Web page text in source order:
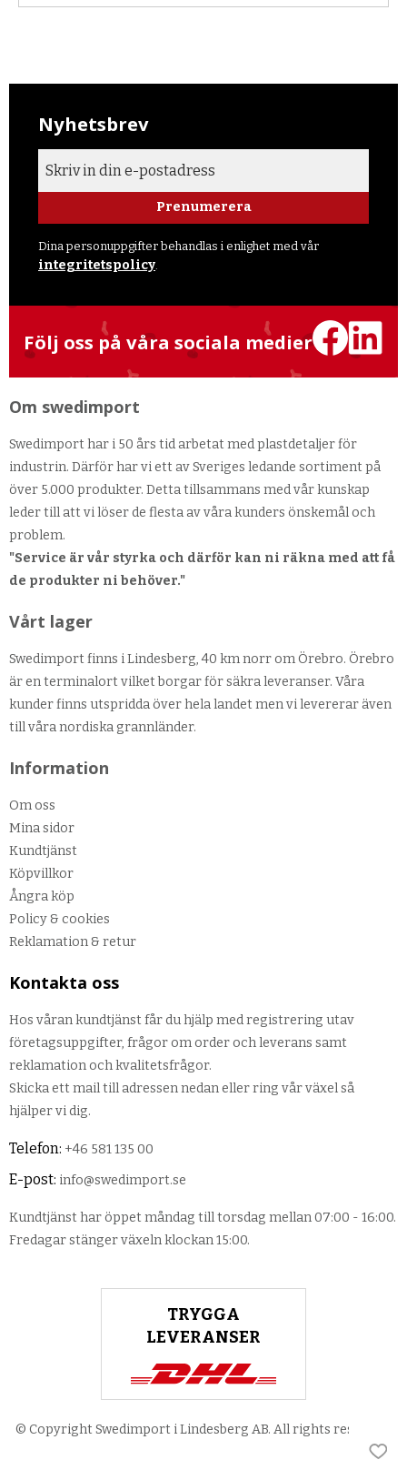
Nyhetsbrev
Prenumerera
Dina personuppgifter behandlas i enlighet med vår
integritetspolicy.
Följ oss på våra sociala medier
Om swedimport
Swedimport har i 50 års tid arbetat med plastdetaljer för
industrin. Därför har vi ett av Sveriges ledande sortiment på
över 5.000 produkter. Detta tillsammans med vår kunskap
leder till att vi löser de flesta av våra kunders önskemål och
problem.
"Service är vår styrka och därför kan ni räkna med att få
de produkter ni behöver."
Vårt lager
Swedimport finns i Lindesberg, 40 km norr om Örebro. Örebro
är en terminalort vilket borgar för säkra leveranser. Våra
kunder finns utspridda över hela landet men vi levererar även
till våra nordiska grannländer.
Information
Om oss
Mina sidor
Kundtjänst
Köpvillkor
Ångra köp
Policy & cookies
Reklamation & retur
Kontakta oss
Hos våran kundtjänst får du hjälp med registrering utav
företagsuppgifter, frågor om order och leverans samt
reklamation och kvalitetsfrågor.
Skicka ett mail till adressen nedan eller ring vår växel så
hjälper vi dig.
Telefon: +46 581 135 00
E-post: info@swedimport.se
Kundtjänst har öppet måndag till torsdag mellan 07:00 - 16:00.
Fredagar stänger växeln klockan 15:00.
TRYGGA
LEVERANSER
© Copyright Swedimport i Lindesberg AB. All rights reserved.